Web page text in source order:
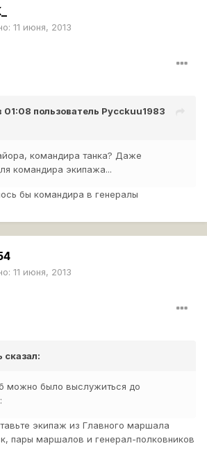
11 июня, 2013
01:08 пользователь Pycckuu1983
командира танка? Даже
командира экипажа...
бы командира в генералы
11 июня, 2013
сказал:
можно было выслужиться до
экипаж из Главного маршала
пары маршалов и генерал-полковников